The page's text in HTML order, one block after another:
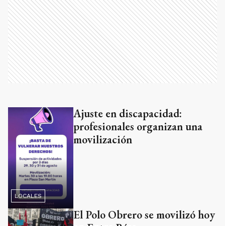
LOCALES
Ajuste en discapacidad:
profesionales organizan una
movilización
El Polo Obrero se movilizó hoy